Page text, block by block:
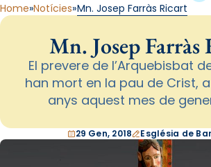
Home Notícies Mn. Josep Farràs Ricart
Mn. Josep Farràs
El prevere de l’Arquebisbat
han mort en la pau de Crist,
anys aquest mes de
29 Gen, 2018 Església de